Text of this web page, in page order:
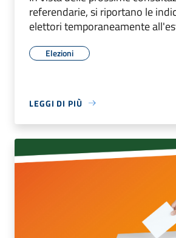
referendarie, si riportano le
elettori temporaneamente
Elezioni
LEGGI DI PIÙ